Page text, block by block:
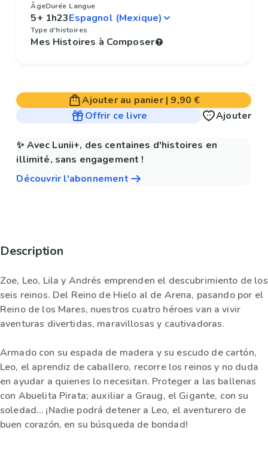
Âge
5+
Durée
1h23
Langue
Type d'histoires
Mes Histoires à Composer
Ajouter au panier| 9,90 €
Offrir ce livre
Ajouter
✨ Avec Lunii+, des centaines d'histoires en
illimité, sans engagement !
Découvrir l'abonnement
Description
Zoe, Leo, Lila y Andrés emprenden el descubrimiento de los
seis reinos. Del Reino de Hielo al de Arena, pasando por el
Reino de los Mares, nuestros cuatro héroes van a vivir
aventuras divertidas, maravillosas y cautivadoras.
Armado con su espada de madera y su escudo de cartón,
Leo, el aprendiz de caballero, recorre los reinos y no duda
en ayudar a quienes lo necesitan. Proteger a las ballenas
con Abuelita Pirata; auxiliar a Graug, el Gigante, con su
soledad… ¡Nadie podrá detener a Leo, el aventurero de
buen corazón, en su búsqueda de bondad!